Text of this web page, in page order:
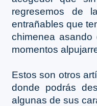
regresemos de
entrañables que
chimenea
momentos
Estos son otros
donde podrás
algunas de sus